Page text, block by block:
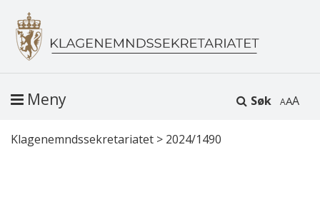
Søk A
Meny
Klagenemndssekretariatet > 2024/1490